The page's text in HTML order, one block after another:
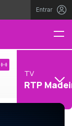
Entrar
TV
RTP